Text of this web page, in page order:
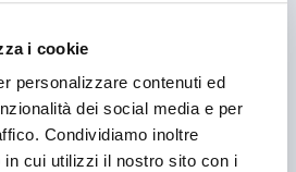
i cookie
personalizzare contenuti ed
dei social media e per
Condividiamo inoltre
in cui utilizzi il nostro sito con i